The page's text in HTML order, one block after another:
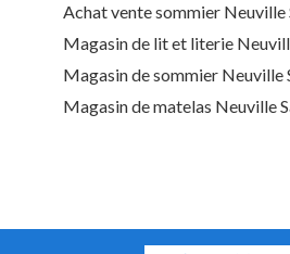
Achat vente sommier Neuville
Magasin de lit et literie
Magasin de sommier Neuville
Magasin de matelas Neuville